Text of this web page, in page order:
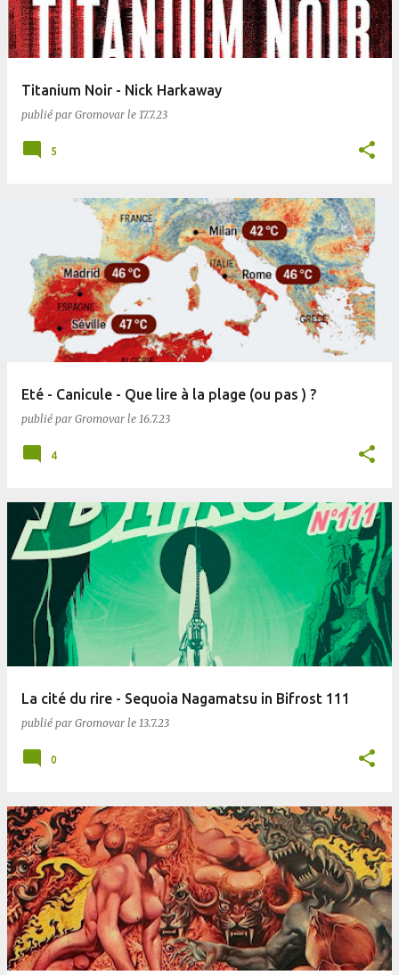
Titanium Noir - Nick Harkaway
publié par Gromovar le 17.7.23
5
Eté - Canicule - Que lire à la plage (ou pas ) ?
publié par Gromovar le 16.7.23
4
La cité du rire - Sequoia Nagamatsu in Bifrost 111
publié par Gromovar le 13.7.23
0